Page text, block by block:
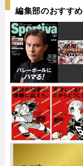
編集部のおすすめ